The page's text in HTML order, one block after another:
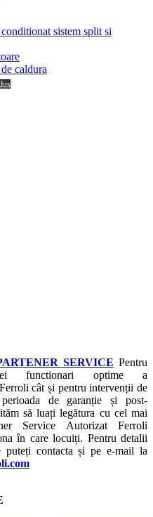
sistem split si
caldura
SERVICE Pentru
functionari optime a
cât și pentru intervenții de
de garanție și post-
să luați legătura cu cel mai
Service Autorizat Ferroli
în care locuiți. Pentru detalii
puteți contacta și pe e-mail la